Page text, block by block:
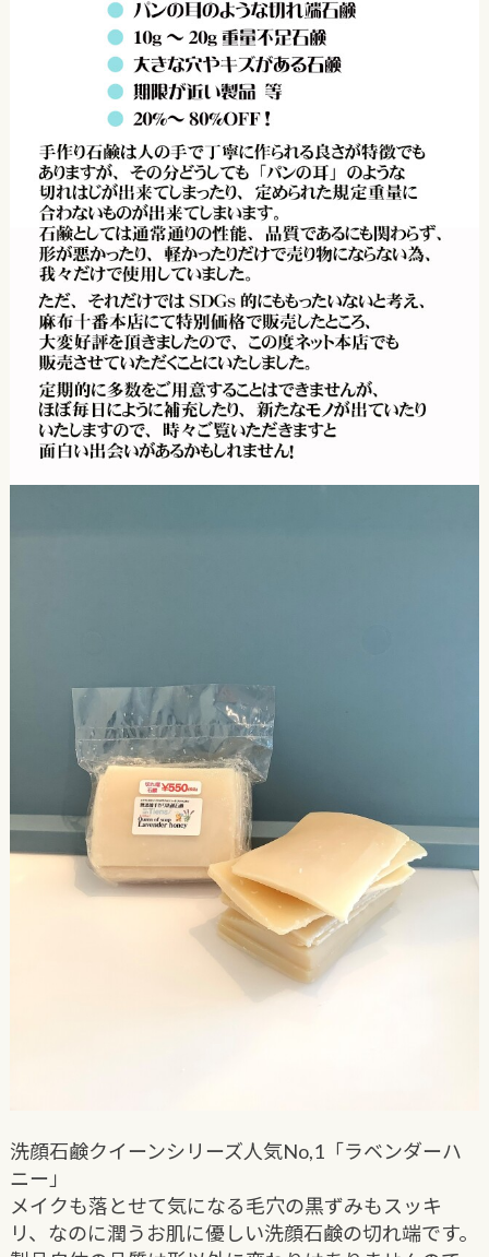
洗顔石鹸クイーンシリーズ人気No,1「ラベンダーハ
ニー」
メイクも落とせて気になる毛穴の黒ずみもスッキ
リ、なのに潤うお肌に優しい洗顔石鹸の切れ端です。